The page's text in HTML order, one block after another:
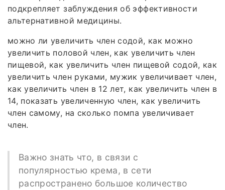
подкрепляет заблуждения об эффективности
альтернативной медицины.
можно ли увеличить член содой, как можно
увеличить половой член, как увеличить член
пищевой, как увеличить член пищевой содой, как
увеличить член руками, мужик увеличивает член,
как увеличить член в 12 лет, как увеличить член в
14, показать увеличенную член, как увеличить
член самому, на сколько помпа увеличивает
член.
Важно знать что, в связи с
популярностью крема, в сети
распространено большое количество